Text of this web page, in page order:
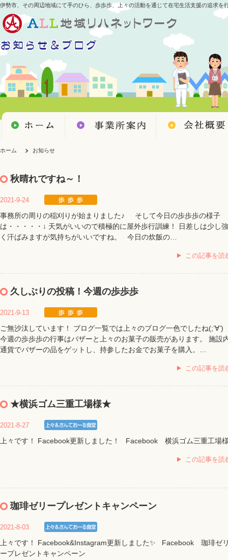
伊勢市、その周辺地域にて手のひら、歩歩歩、上々の活動を通じて在宅生活支援の追求を
ホーム お知らせ
秋晴れですね～！
2021-9-24
事務所の周りの稲刈りが始まりました♪ そして今日の歩歩歩の様子
は・・・・・↓ 天気がいいので積極的に屋外歩行訓練！ 日差しは少し強
く汗ばみますが気持ちがいいですね。 今日の炊飯の…
この記事を読
久しぶりの投稿！今週の歩歩歩
2021-9-13
ご無沙汰しています！ ブログ一覧では上々のブログ一色でしたね(;’∀’)
今週の歩歩歩の行事はバザーと上々のお菓子の販売があります。 施設
通貨でバザーの品をゲットし、持参したお金でお菓子を購入。…
この記事を読
★横浜ゴム三重工場様★
2021-8-27
上々です！ Facebook更新しました！ Facebook 横浜ゴム三重工場
この記事を読
珈琲ゼリープレゼントキャンペーン
2021-8-03
上々です！ Facebook&Instagram更新しました✨ Facebook 珈琲ゼ
ープレゼントキャンペーン